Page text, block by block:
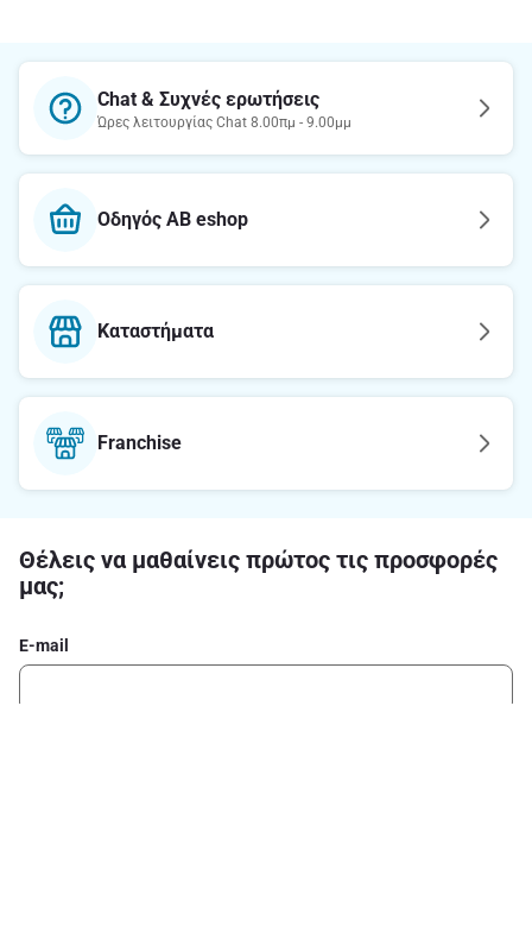
Chat & Συχνές ερωτήσεις
Ώρες λειτουργίας Chat 8.00πμ - 9.00μμ
Οδηγός AB eshop
Καταστήματα
Franchise
Θέλεις να μαθαίνεις πρώτος τις προσφορές
μας;
E-mail